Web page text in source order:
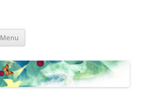
Menu Aller
contenu